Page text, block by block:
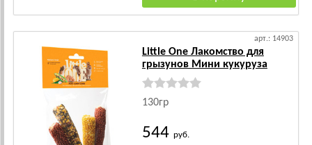
арт.: 14903
Little One Лакомство для
грызунов Мини кукуруза
130гр
544 руб.